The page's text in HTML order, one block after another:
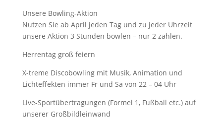
Unsere Bowling-Aktion
Nutzen Sie ab April jeden Tag und zu jeder Uhrzeit
unsere Aktion 3 Stunden bowlen – nur 2 zahlen.
Herrentag groß feiern
X-treme Discobowling mit Musik, Animation und
Lichteffekten immer Fr und Sa von 22 – 04 Uhr
Live-Sportübertragungen (Formel 1, Fußball etc.) auf
unserer Großbildleinwand